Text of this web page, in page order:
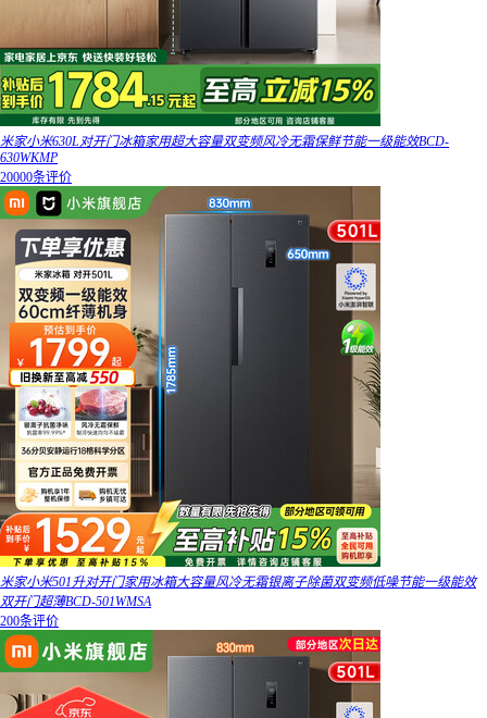
米家小米630L对开门冰箱家用超大容量双变频风冷无霜保鲜节能一级能效BCD-
630WKMP
20000条评价
米家小米501升对开门家用冰箱大容量风冷无霜银离子除菌双变频低噪节能一级能效
双开门超薄BCD-501WMSA
200条评价